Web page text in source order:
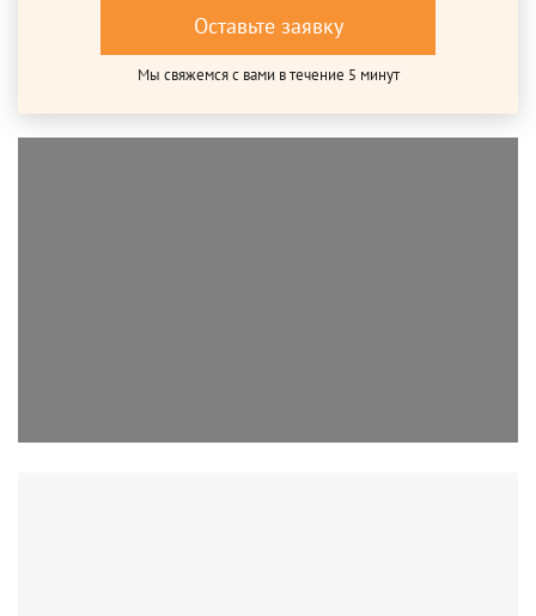
Оставьте заявку
Мы свяжемся с вами в течение 5 минут